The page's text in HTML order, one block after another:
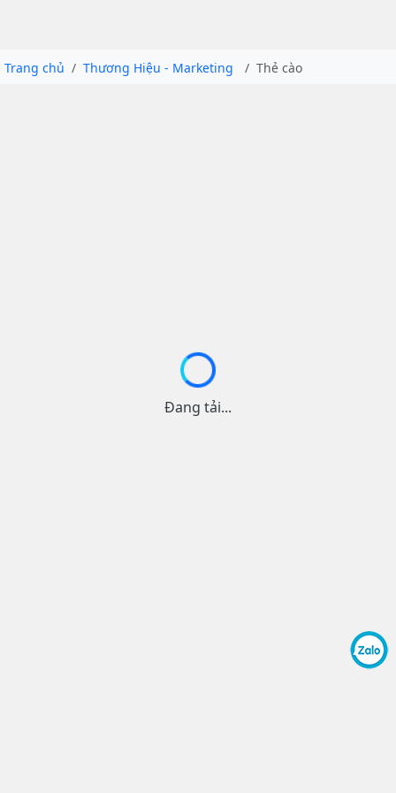
Trang chủ Thương Hiệu - Marketing Thẻ cào
Đang tải...